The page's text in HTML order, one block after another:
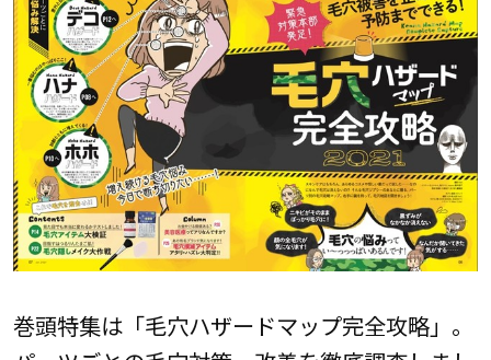
巻頭特集は「毛穴ハザードマップ完全攻略」。